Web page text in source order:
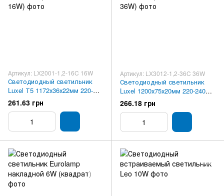
Артикул: LX2001-1,2-16C 16W
Светодиодный светильник
Luxel Т5 1172х36х22мм 220-
240V 16W IP20 (LX2001-1,2-
16C 16W)
261.63 грн
Артикул: LX3012-1,2-36C 36W
Светодиодный светильник
Luxel 1200х75х20мм 220-240V
36W IP20 (LX3012-1,2-36C 36W)
266.18 грн